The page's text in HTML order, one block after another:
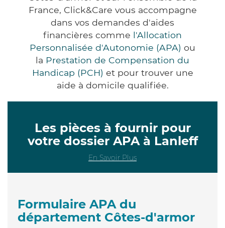
France, Click&Care vous accompagne
dans vos demandes d'aides
financières comme l'Allocation
Personnalisée d'Autonomie (APA) ou
la Prestation de Compensation du
Handicap (PCH) et pour trouver une
aide à domicile qualifiée.
Les pièces à fournir pour
votre dossier APA à Lanleff
En Savoir Plus
Formulaire APA du
département Côtes-d'armor